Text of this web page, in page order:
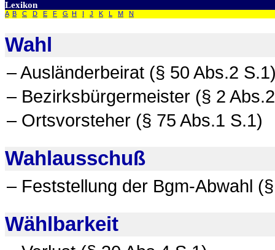
Lexikon
A B C D E F G H I J K L M N
Wahl
– Ausländerbeirat (§ 50 Abs.2
– Bezirksbürgermeister (§ 2
– Ortsvorsteher (§ 75 Abs.1 S.1)
Wahlausschuß
– Feststellung der Bgm-Abwahl
Wählbarkeit